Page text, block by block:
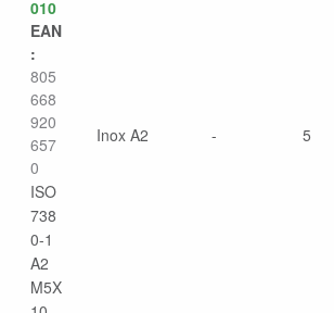
010
EAN
:
805
668
920
657
0
ISO
738
0-1
A2
M5X
Inox A2 - 5